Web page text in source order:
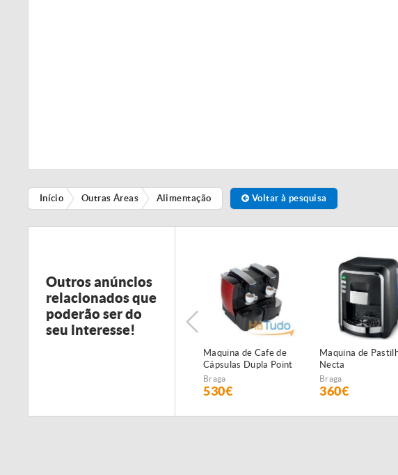
Início Outras Áreas Alimentação Voltar à pesquisa
Outros anúncios
relacionados que
poderão ser do
seu interesse!
Maquina de Cafe de
Cápsulas Dupla Point
Braga
530€
Maquina de
Necta
Braga
360€